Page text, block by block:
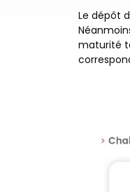
Le dépôt
maturité